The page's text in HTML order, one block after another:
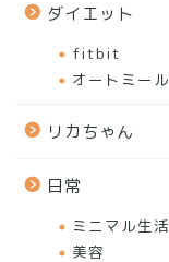
ダイエット
fitbit
オートミール
リカちゃん
日常
ミニマル生活
美容